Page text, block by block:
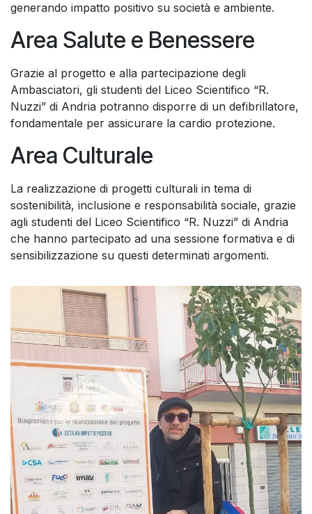
generando impatto positivo su società e ambiente.
Area Salute e Benessere
Grazie al progetto e alla partecipazione degli
Ambasciatori, gli studenti del Liceo Scientifico “R.
Nuzzi” di Andria potranno disporre di un defibrillatore,
fondamentale per assicurare la cardio protezione.
Area Culturale
La realizzazione di progetti culturali in tema di
sostenibilità, inclusione e responsabilità sociale, grazie
agli studenti del Liceo Scientifico “R. Nuzzi” di Andria
che hanno partecipato ad una sessione formativa e di
sensibilizzazione su questi determinati argomenti.